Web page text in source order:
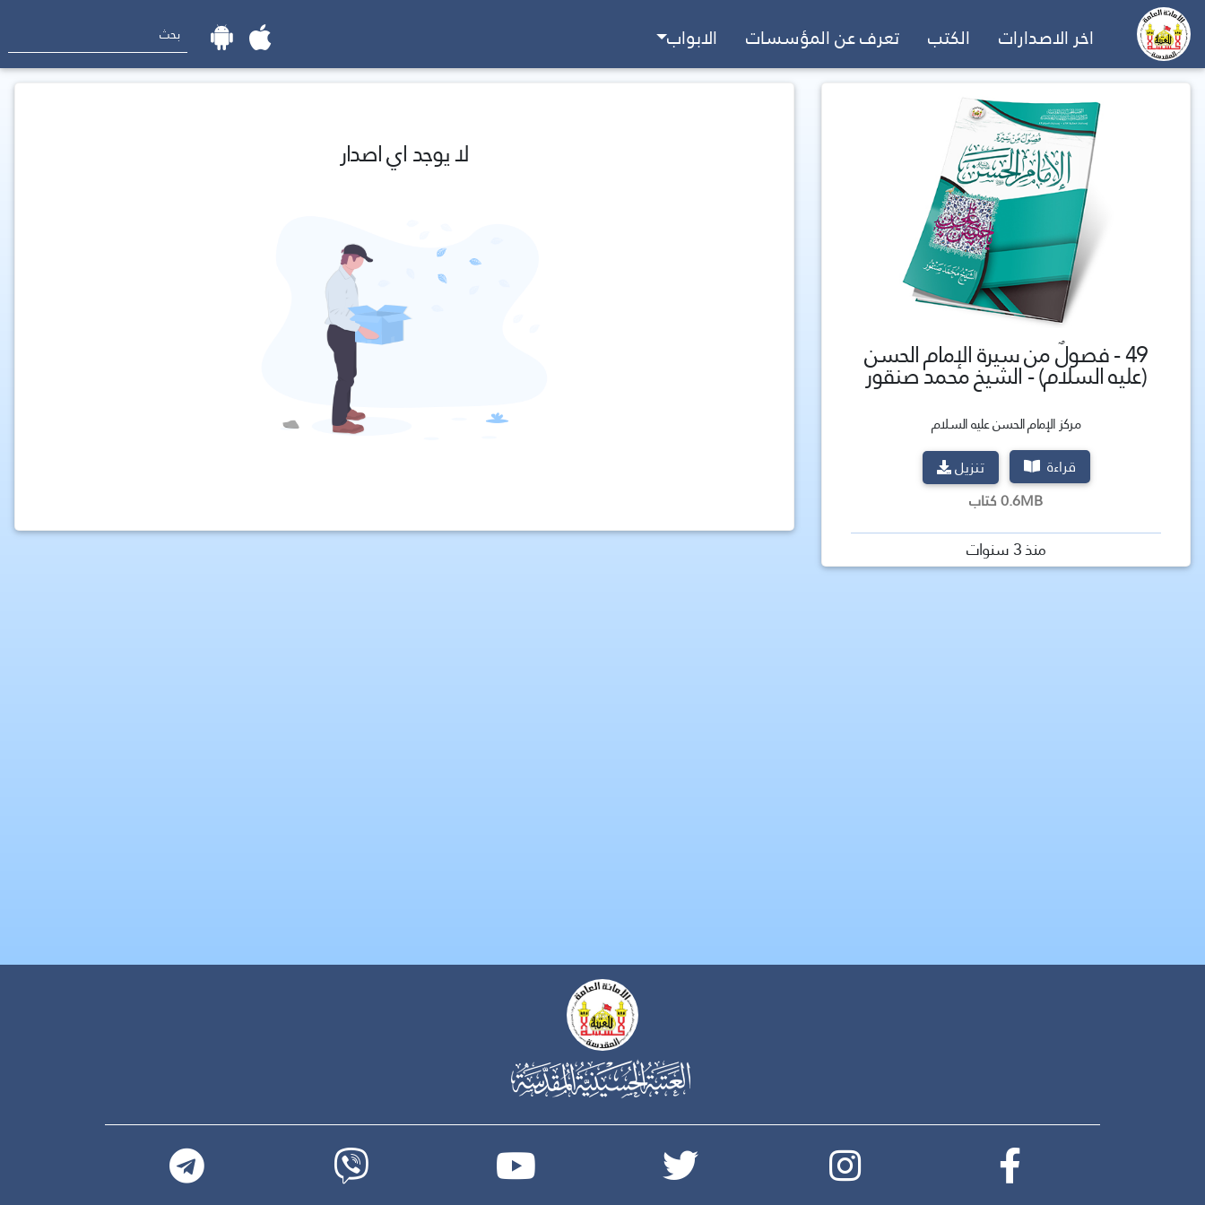
اخر الاصدارات الكتب تعرف عن المؤسسات الابواب
49 - فصولٌ من سيرة الإمام الحسن
(عليه السلام) - الشيخ محمد صنقور
مركز الإمام الحسن عليه السلام
قراءة
تنزيل
0.6MB كتاب
منذ 3 سنوات
لا يوجد اي اصدار